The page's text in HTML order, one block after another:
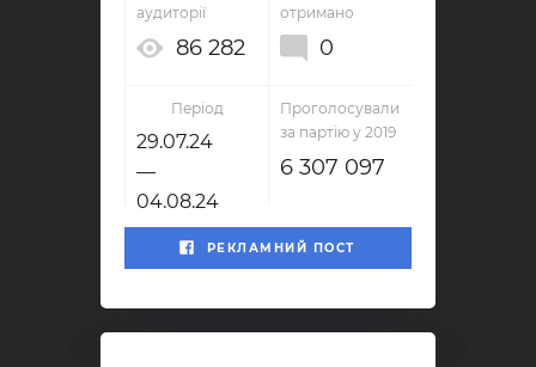
аудиторії
86 282
отримано
0
Період
29.07.24
—
04.08.24
Проголосували
за партію у 2019
6 307 097
РЕКЛАМНИЙ ПОСТ